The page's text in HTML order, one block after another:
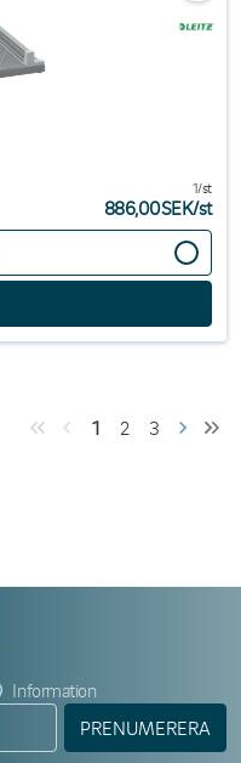
1/st
886,00SEK/st
1 2 3
Information
PRENUMERERA